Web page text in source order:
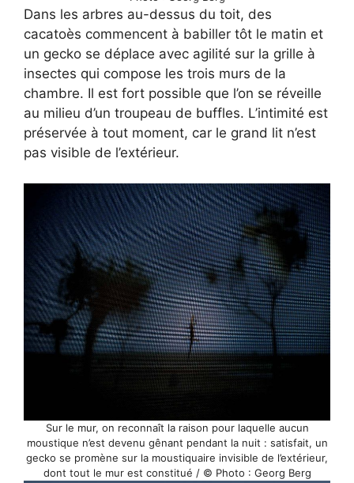
Dans les arbres au-dessus du toit, des
cacatoès commencent à babiller tôt le matin et
un gecko se déplace avec agilité sur la grille à
insectes qui compose les trois murs de la
chambre. Il est fort possible que l’on se réveille
au milieu d’un troupeau de buffles. L’intimité est
préservée à tout moment, car le grand lit n’est
pas visible de l’extérieur.
Sur le mur, on reconnaît la raison pour laquelle aucun
moustique n’est devenu gênant pendant la nuit : satisfait, un
gecko se promène sur la moustiquaire invisible de l’extérieur,
dont tout le mur est constitué / © Photo : Georg Berg